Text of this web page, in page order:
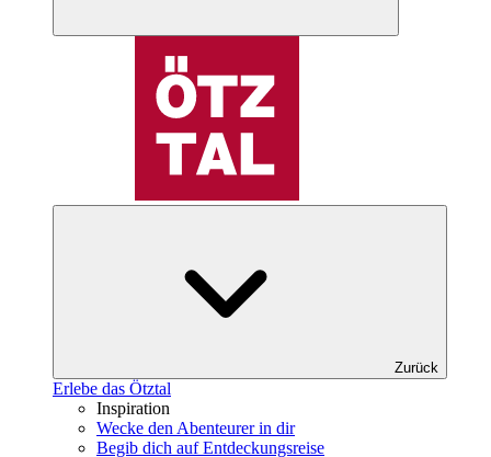
Zurück
Erlebe das Ötztal
Inspiration
Wecke den Abenteurer in dir
Begib dich auf Entdeckungsreise